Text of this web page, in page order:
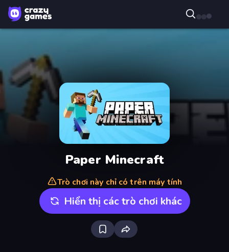
Paper Minecraft
Trò chơi này chỉ có trên máy tính
Hiển thị các trò chơi khác